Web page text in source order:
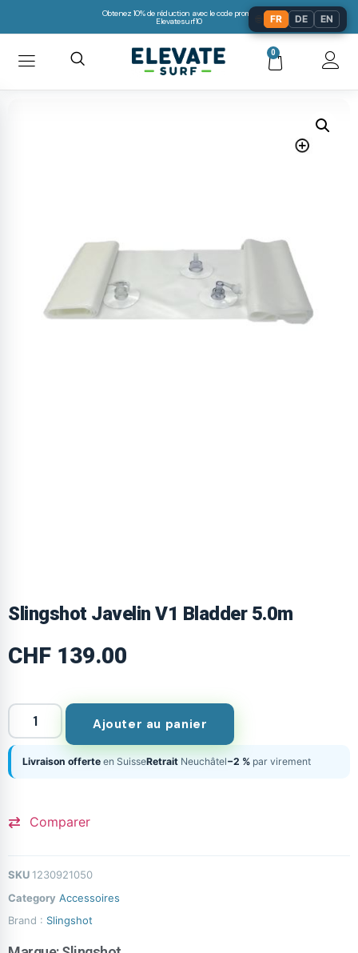
Obtenez 10% de réduction avec le code promo:
Elevatesurf10
0
Slingshot Javelin V1 Bladder 5.0m
CHF 139.00
Ajouter au panier
Livraison offerte en SuisseRetrait Neuchâtel−2 % par virement
Comparer
SKU 1230921050
Category Accessoires
Brand : Slingshot
FR DE EN